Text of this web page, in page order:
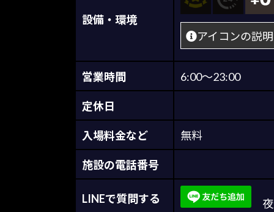
設備・環境
アイコンの説明
営業時間 6:00～23:00
定休日
入場料金など 無料
施設の電話番号
LINEで質問する 夜